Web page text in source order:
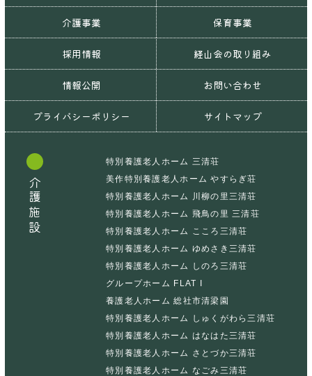
介護事業 保育事業
採用情報 経山会の取り組み
情報公開 お問い合わせ
プライバシーポリシー サイトマップ
介護施設
特別養護老人ホーム 三清荘
美作特別養護老人ホーム やすらぎ荘
特別養護老人ホーム 川柳の里三清荘
特別養護老人ホーム 飛鳥の里 三清荘
特別養護老人ホーム こころ三清荘
特別養護老人ホーム ゆめさき三清荘
特別養護老人ホーム しのろ三清荘
グループホーム FLAT I
養護老人ホーム 総社市清梁園
特別養護老人ホーム しゅくがわら三清荘
特別養護老人ホーム はなはた三清荘
特別養護老人ホーム さとづか三清荘
特別養護老人ホーム なごみ三清荘